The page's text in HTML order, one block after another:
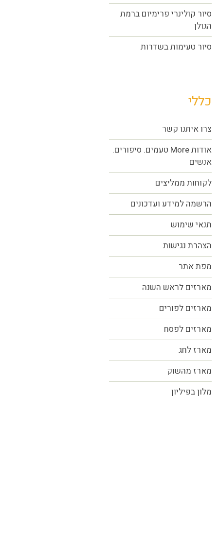
סיור קולינרי פרימיום ברמת
הגולן
סיור טעימות בשדרות
כללי
צרו איתנו קשר
אודות More טעמים. סיפורים.
אנשים
לקוחות ממליצים
הרשמה למידע ועדכונים
תנאי שימוש
הצהרת נגישות
מפת אתר
מארזים לראש השנה
מארזים לפורים
מארזים לפסח
מארז לחג
מארז מהשוק
מלון בפיליון